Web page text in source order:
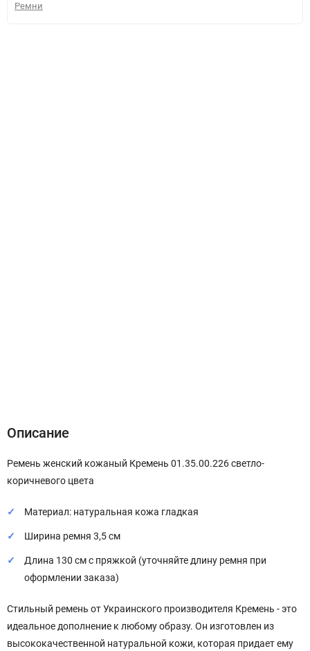
Ремни
Описание
Ремень женский кожаный Кремень 01.35.00.226 светло-
коричневого цвета
Материал: натуральная кожа гладкая
Ширина ремня 3,5 см
Длина 130 см с пряжкой (уточняйте длину ремня при
оформлении заказа)
Стильный ремень от Украинского производителя Кремень - это
идеальное дополнение к любому образу. Он изготовлен из
высококачественной натуральной кожи, которая придает ему